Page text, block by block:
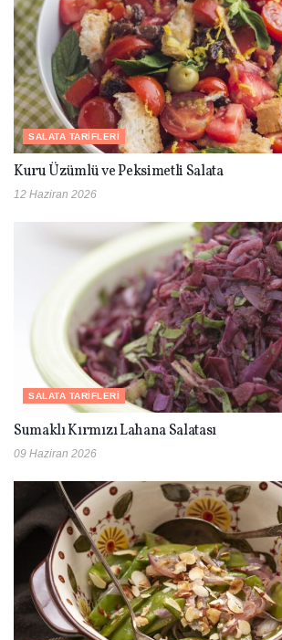
SALATA TARIFLERI
Kuru Üzümlü ve Peksimetli Salata
12 Haziran 2026
SALATA TARIFLERI
Sumaklı Kırmızı Lahana Salatası
09 Haziran 2026